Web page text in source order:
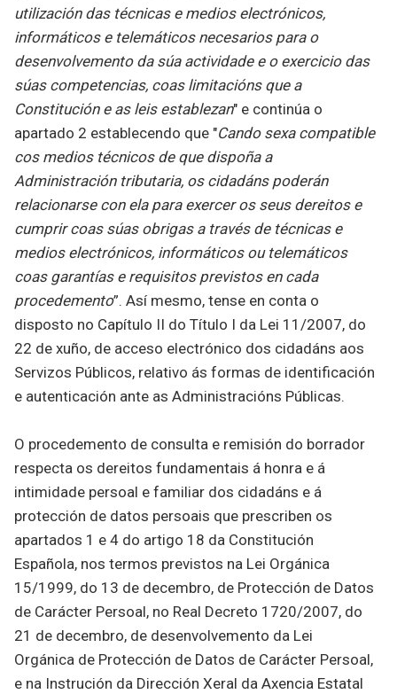
utilización das técnicas e medios electrónicos,
informáticos e telemáticos necesarios para o
desenvolvemento da súa actividade e o exercicio das
súas competencias, coas limitacións que a
Constitución e as leis establezan" e continúa o
apartado 2 establecendo que "Cando sexa compatible
cos medios técnicos de que dispoña a
Administración tributaria, os cidadáns poderán
relacionarse con ela para exercer os seus dereitos e
cumprir coas súas obrigas a través de técnicas e
medios electrónicos, informáticos ou telemáticos
coas garantías e requisitos previstos en cada
procedemento”. Así mesmo, tense en conta o
disposto no Capítulo II do Título I da Lei 11/2007, do
22 de xuño, de acceso electrónico dos cidadáns aos
Servizos Públicos, relativo ás formas de identificación
e autenticación ante as Administracións Públicas.
O procedemento de consulta e remisión do borrador
respecta os dereitos fundamentais á honra e á
intimidade persoal e familiar dos cidadáns e á
protección de datos persoais que prescriben os
apartados 1 e 4 do artigo 18 da Constitución
Española, nos termos previstos na Lei Orgánica
15/1999, do 13 de decembro, de Protección de Datos
de Carácter Persoal, no Real Decreto 1720/2007, do
21 de decembro, de desenvolvemento da Lei
Orgánica de Protección de Datos de Carácter Persoal,
e na Instrución da Dirección Xeral da Axencia Estatal